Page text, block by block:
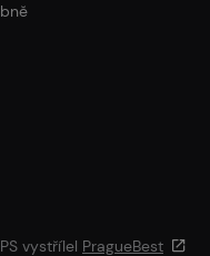
vystřílel PragueBest